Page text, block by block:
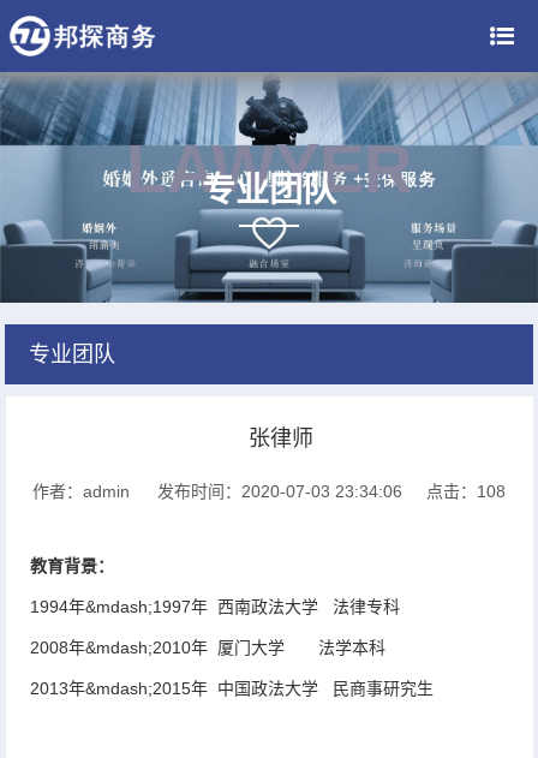
LAWYER
专业团队
专业团队
张律师
作者：admin 发布时间：2020-07-03 23:34:06 点击： 108
教育背景：
1994年&mdash;1997年 西南政法大学 法律专科
2008年&mdash;2010年 厦门大学 法学本科
2013年&mdash;2015年 中国政法大学 民商事研究生